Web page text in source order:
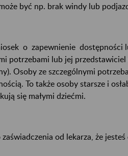
być np. brak windy lub
o zapewnienie dostępności
potrzebami lub jej
Osoby ze szczególnymi
To także osoby starsze i
się małymi dziećmi.
od lekarza, że jesteś